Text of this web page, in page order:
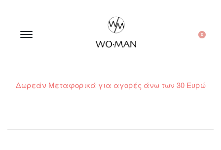
0
Δωρεάν Μεταφορικά για αγορές άνω των 30 Ευρώ